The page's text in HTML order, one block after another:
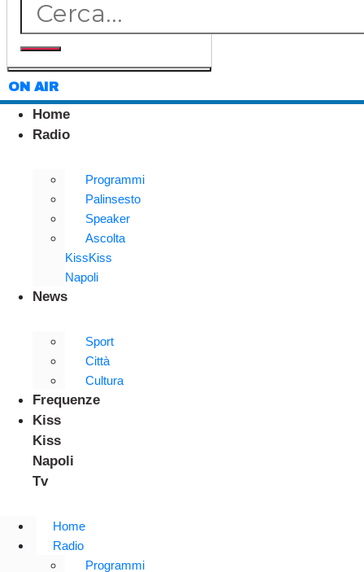
ON AIR
Home
Radio
Programmi
Palinsesto
Speaker
Ascolta
KissKiss
Napoli
News
Sport
Città
Cultura
Frequenze
Kiss
Kiss
Napoli
Tv
Home
Radio
Programmi